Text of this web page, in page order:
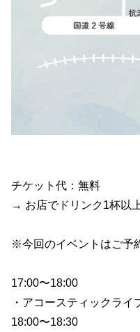
チケット代：無料
→ お店でドリンク1杯以
※今回のイベントはご予
17:00〜18:00
・アコースティックライ
18:00〜18:30